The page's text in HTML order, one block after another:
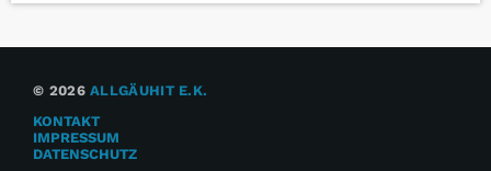
© 2026ALLGÄUHIT E.K.
KONTAKT
IMPRESSUM
DATENSCHUTZ